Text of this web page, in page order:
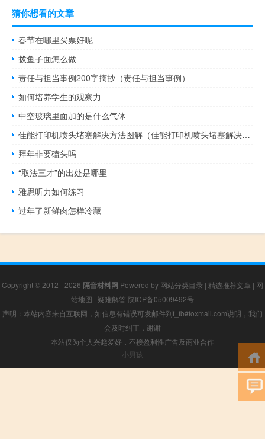
猜你想看的文章
春节在哪里买票好呢
拨鱼子面怎么做
责任与担当事例200字摘抄（责任与担当事例）
如何培养学生的观察力
中空玻璃里面加的是什么气体
佳能打印机喷头堵塞解决方法图解（佳能打印机喷头堵塞解决方法）
拜年非要磕头吗
“取法三才”的出处是哪里
雅思听力如何练习
过年了新鲜肉怎样冷藏
Copyright © 2012 - 2026 隔音材料网 Powered by 网站分类目录 | 精选推荐文章 | 网
站地图 | 疑难解答 陕ICP备05009492号
声明：本站内容来自互联网，如信息有错误可发邮件到f_fb#foxmail.com说明，我们
会及时纠正，谢谢
本站仅为个人兴趣爱好，不接盈利性广告及商业合作
小男孩